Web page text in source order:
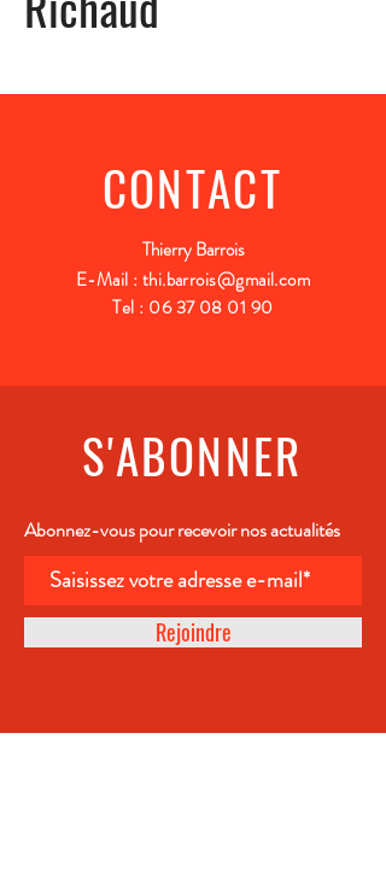
CONTACT
Thierry Barrois
E-Mail : thi.barrois@gmail.com
Tel : 06 37 08 01 90
S'ABONNER
Abonnez-vous pour recevoir nos actualités
Rejoindre